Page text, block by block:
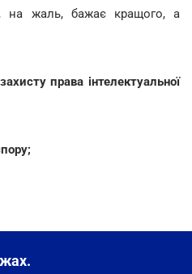
на жаль, бажає кращого, а
права інтелектуальної